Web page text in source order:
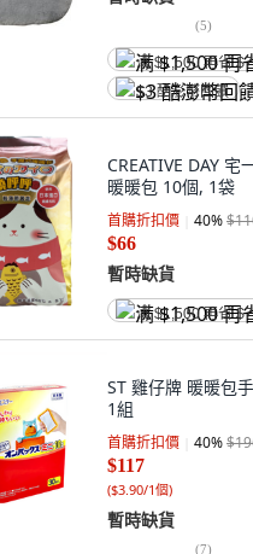
(5)
满 $1,500 再省
$3 酷澎幣回饋
CREATIVE DAY
暖暖包 10個, 1袋
首購折扣價 40%
$66
暫時缺貨
满 $1,500 再省
ST 雞仔牌 暖暖包
1組
首購折扣價 40%
$117
($3.90/1個)
暫時缺貨
(7)